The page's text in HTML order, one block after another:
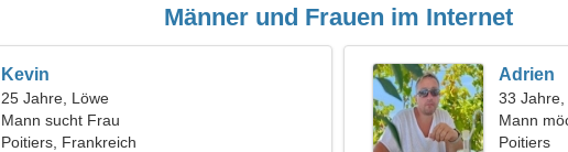
Männer und Frauen im Internet
Kevin
25 Jahre, Löwe
Mann sucht Frau
Poitiers, Frankreich
Adrien
33 Jahre,
Mann
Poitiers